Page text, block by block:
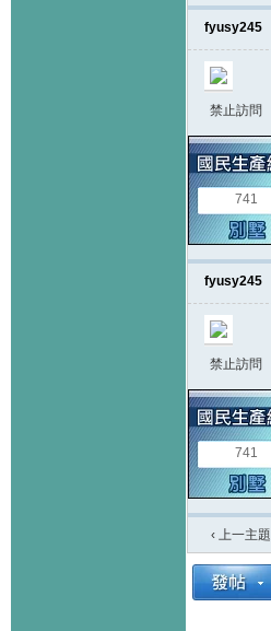
fyusy245
禁止訪問
741
fyusy245
禁止訪問
741
‹ 上一主題